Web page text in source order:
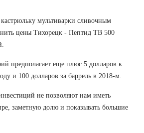
мультиварки сливочным
цены Тихорецк - Пептид TB 500
предполагает еще плюс 5 долларов к
и 100 долларов за баррель в 2018-м.
не позволяют нам иметь
заметную долю и показывать большие